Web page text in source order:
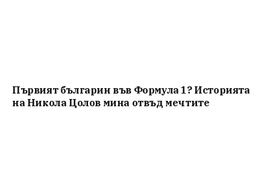
Първият българин във Формула 1? Историята
на Никола Цолов мина отвъд мечтите